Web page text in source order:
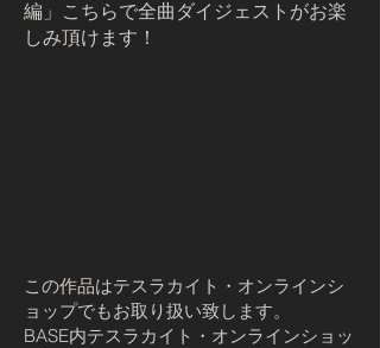
編」こちらで全曲ダイジェストがお楽
しみ頂けます！
この作品はテスラカイト・オンラインシ
ョップでもお取り扱い致します。
BASE内テスラカイト・オンラインショッ